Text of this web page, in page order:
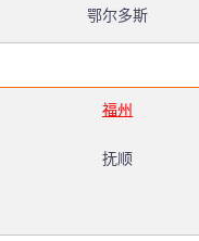
鄂尔多斯
福州
抚顺